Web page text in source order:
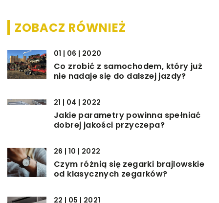
ZOBACZ RÓWNIEŻ
01 | 06 | 2020
Co zrobić z samochodem, który już
nie nadaje się do dalszej jazdy?
21 | 04 | 2022
Jakie parametry powinna spełniać
dobrej jakości przyczepa?
26 | 10 | 2022
Czym różnią się zegarki brajlowskie
od klasycznych zegarków?
22 | 05 | 2021